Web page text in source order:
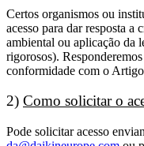
Certos organismos ou
acesso para dar resposta a
ambiental ou aplicação da
rigorosos).
conformidade com o
2) Como solicitar o
Pode solicitar acesso